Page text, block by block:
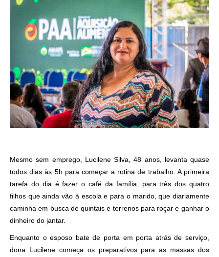
Mesmo sem emprego, Lucilene Silva, 48 anos, levanta quase
todos dias às 5h para começar a rotina de trabalho. A primeira
tarefa do dia é fazer o café da família, para três dos quatro
filhos que ainda vão à escola e para o marido, que diariamente
caminha em busca de quintais e terrenos para roçar e ganhar o
dinheiro do jantar.
Enquanto o esposo bate de porta em porta atrás de serviço,
dona Lucilene começa os preparativos para as massas dos